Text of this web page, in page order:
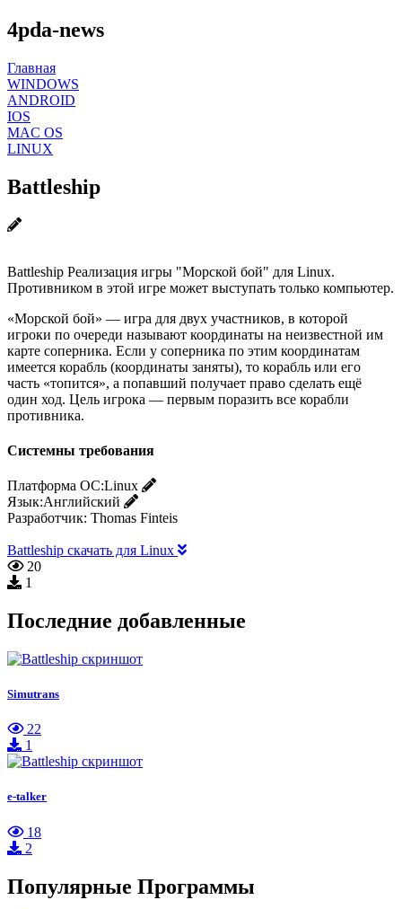
4pda-news
Главная
WINDOWS
ANDROID
IOS
MAC OS
LINUX
Battleship
Battleship Реализация игры "Морской бой" для Linux.
Противником в этой игре может выступать только компьютер.
«Морской бой» — игра для двух участников, в которой
игроки по очереди называют координаты на неизвестной им
карте соперника. Если у соперника по этим координатам
имеется корабль (координаты заняты), то корабль или его
часть «топится», а попавший получает право сделать ещё
один ход. Цель игрока — первым поразить все корабли
противника.
Системны требования
Платформа ОС:Linux
Язык:Английский
Разработчик: Thomas Finteis
Battleship скачать для Linux
20
1
Последние добавленные
Simutrans
22
1
e-talker
18
2
Популярные Программы